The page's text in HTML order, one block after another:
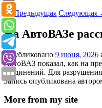
←Предыдущая Следующая
На АвтоВАЗе
Опубликовано 9 июня, 2026
АвтоВАЗ показал, как на
соединений. Для
Запись опубликована
More from my site